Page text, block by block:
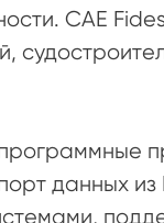
CAE
данных из